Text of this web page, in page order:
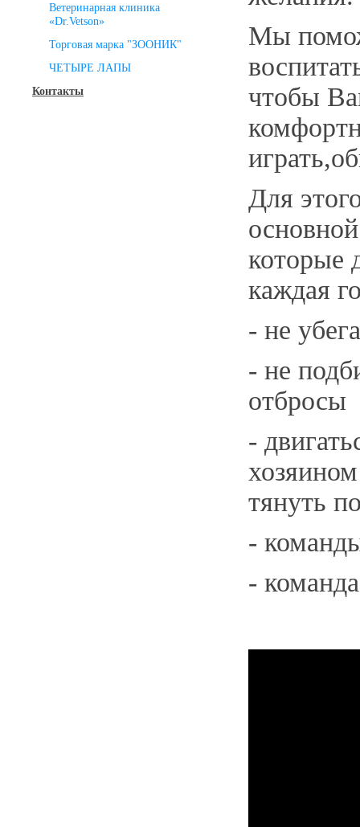
Ветеринарная клиника
«Dr.Vetson»
Торговая марка "ЗООНИК"
ЧЕТЫРЕ ЛАПЫ
Контакты
Мы
чтобы
Для
которые
каждая
- не
- не
отбросы
-
тянуть
-
-